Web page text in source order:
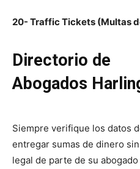
20- Traffic Tickets (Multas
Directorio de
Abogados
Siempre verifique los datos
entregar sumas de dinero
legal de parte de su